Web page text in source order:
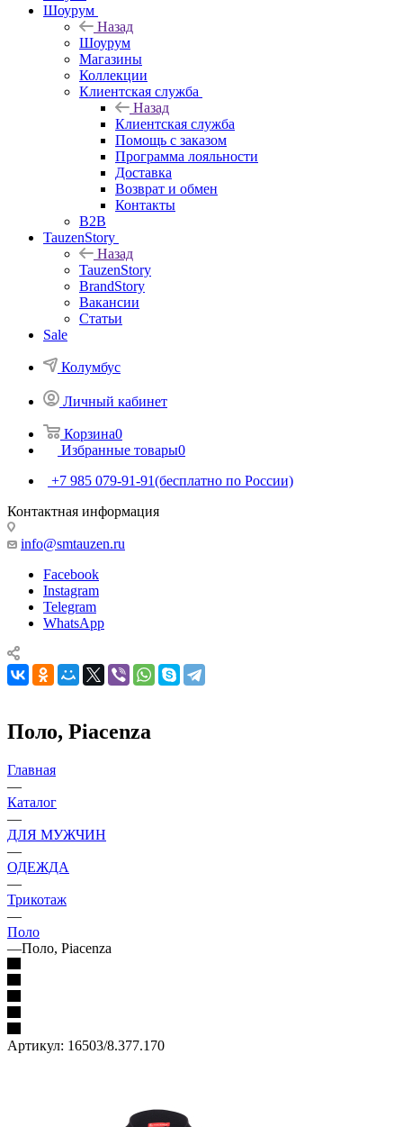
Шоурум
Назад
Шоурум
Магазины
Коллекции
Клиентская служба
Назад
Клиентская служба
Помощь с заказом
Программа лояльности
Доставка
Возврат и обмен
Контакты
B2B
TauzenStory
Назад
TauzenStory
BrandStory
Вакансии
Статьи
Sale
Колумбус
Личный кабинет
Корзина0
Избранные товары0
+7 985 079-91-91(бесплатно по России)
Контактная информация
info@smtauzen.ru
Facebook
Instagram
Telegram
WhatsApp
Поло, Piacenza
Главная
—
Каталог
—
ДЛЯ МУЖЧИН
—
ОДЕЖДА
—
Трикотаж
—
Поло
—Поло, Piacenza
Артикул: 16503/8.377.170